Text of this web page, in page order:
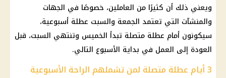
ويعني ذلك أن كثيرًا من العاملين، خصوصًا في الجهات
والمنشآت التي تعتمد الجمعة والسبت عطلة أسبوعية،
سيكونون أمام عطلة متصلة تبدأ الخميس وتنتهي السبت، قبل
العودة إلى العمل في بداية الأسبوع التالي.
3 أيام عطلة متصلة لمن تشملهم الراحة الأسبوعية